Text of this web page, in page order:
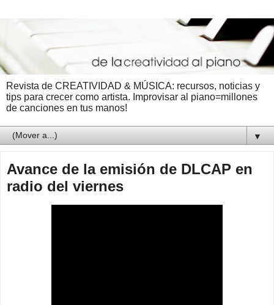
Revista de CREATIVIDAD & MÚSICA: recursos, noticias y
tips para crecer como artista. Improvisar al piano=millones
de canciones en tus manos!
▼
Avance de la emisión de DLCAP en
radio del viernes